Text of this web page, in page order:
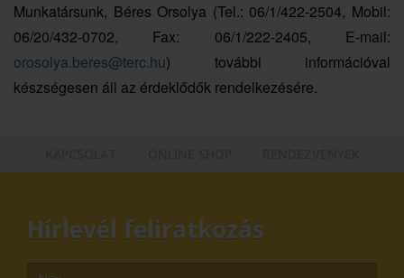
Munkatársunk, Béres Orsolya (Tel.: 06/1/422-2504, Mobil:
06/20/432-0702, Fax: 06/1/222-2405, E-mail:
orosolya.beres@terc.hu) további információval
készségesen áll az érdeklődők rendelkezésére.
Hírlevél feliratkozás